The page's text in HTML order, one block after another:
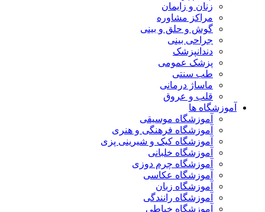
زنان و زایمان
مراکز مشاوره
گوش و حلق و بینی
جراحی بینی
دندانپزشک
پزشک عمومی
طب سنتی
ماساژ درمانی
قلب و عروق
آموزشگاه ها
آموزشگاه موسیقی
آموزشگاه فرهنگی و هنری
آموزشگاه کیک و شیرینی پزی
آموزشگاه خلبانی
آموزشگاه چرم دوزی
آموزشگاه عکاسی
آموزشگاه زبان
آموزشگاه رانندگی
آموزشگاه خیاطی